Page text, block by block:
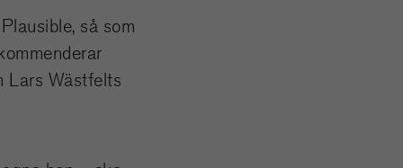
så som
Lars Wästfelts